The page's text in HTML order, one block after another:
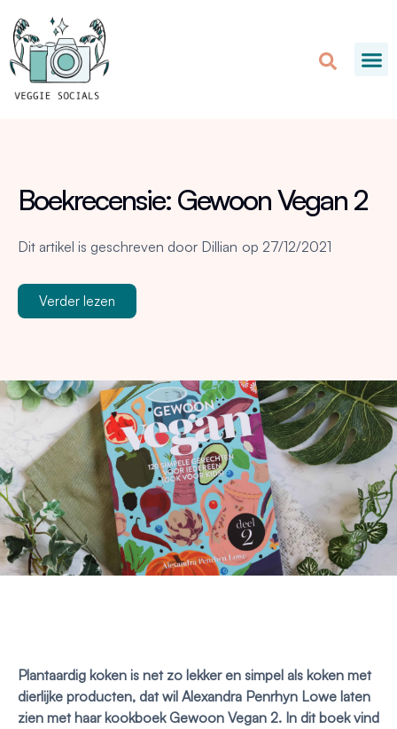
Boekrecensie: Gewoon Vegan 2
Dit artikel is geschreven door Dillian op 27/12/2021
Verder lezen
Plantaardig koken is net zo lekker en simpel als koken met
dierlijke producten, dat wil Alexandra Penrhyn Lowe laten
zien met haar kookboek Gewoon Vegan 2. In dit boek vind